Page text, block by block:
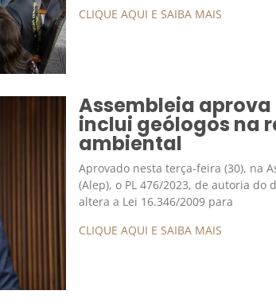
CLIQUE AQUI E SAIBA MAIS
Assembleia aprova
inclui geólogos na
ambiental
Aprovado nesta terça-feira (30), na
(Alep), o PL 476/2023, de autoria do
altera a Lei 16.346/2009 para
CLIQUE AQUI E SAIBA MAIS